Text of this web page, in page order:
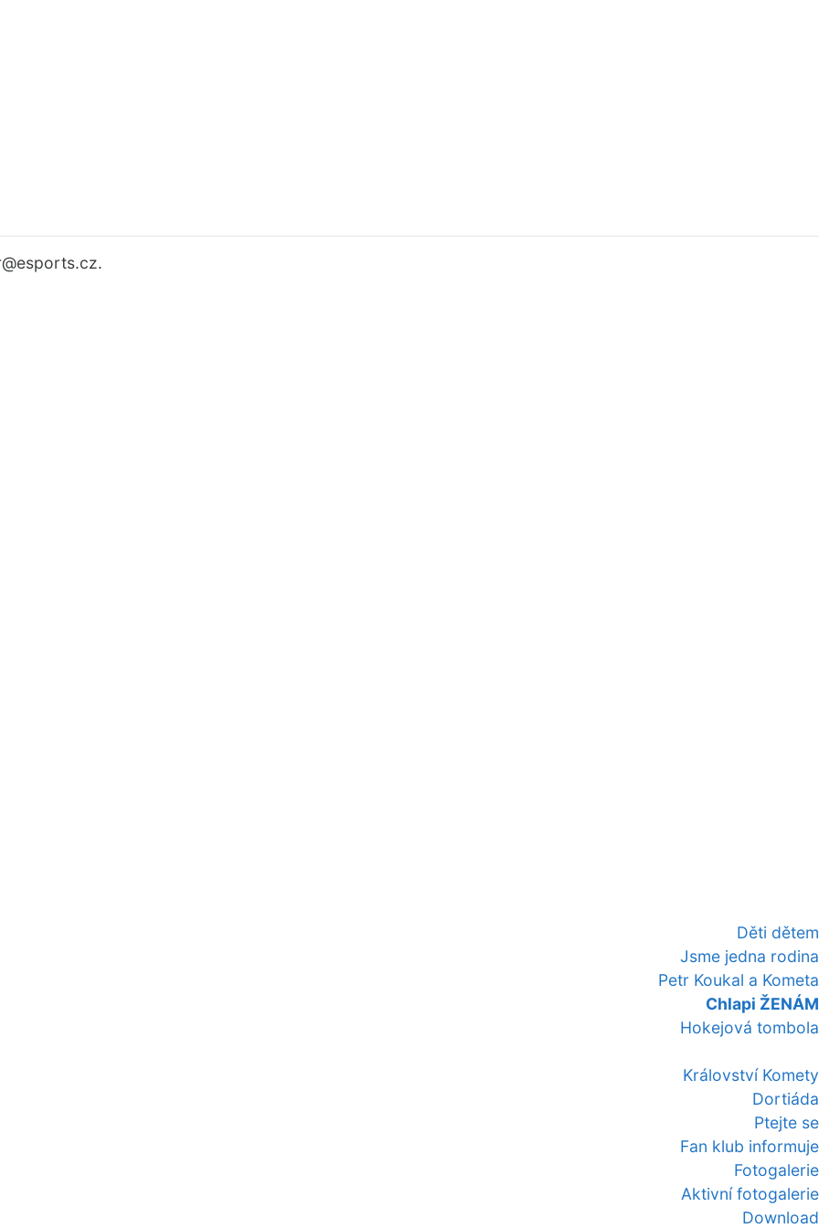
Děti dětem
Jsme jedna rodina
Petr Koukal a Kometa
Chlapi ŽENÁM
Hokejová tombola
Království Komety
Dortiáda
Ptejte se
Fan klub informuje
Fotogalerie
Aktivní fotogalerie
Download
@esports.cz.